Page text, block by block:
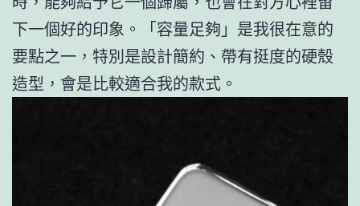
下一個好的印象。「容量足夠」是我很在意的
要點之一，特別是設計簡約、帶有挺度的硬殼
造型，會是比較適合我的款式。